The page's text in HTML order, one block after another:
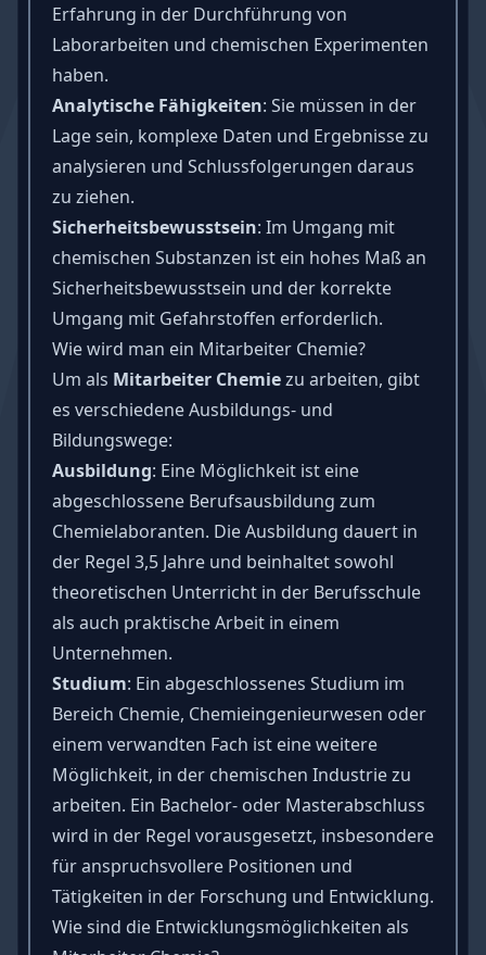
Erfahrung in der Durchführung von
Laborarbeiten und chemischen Experimenten
haben.
Analytische Fähigkeiten: Sie müssen in der
Lage sein, komplexe Daten und Ergebnisse zu
analysieren und Schlussfolgerungen daraus
zu ziehen.
Sicherheitsbewusstsein: Im Umgang mit
chemischen Substanzen ist ein hohes Maß an
Sicherheitsbewusstsein und der korrekte
Umgang mit Gefahrstoffen erforderlich.
Wie wird man ein Mitarbeiter Chemie?
Um als Mitarbeiter Chemiezu arbeiten, gibt
es verschiedene Ausbildungs- und
Bildungswege:
Ausbildung: Eine Möglichkeit ist eine
abgeschlossene Berufsausbildung zum
Chemielaboranten. Die Ausbildung dauert in
der Regel 3,5 Jahre und beinhaltet sowohl
theoretischen Unterricht in der Berufsschule
als auch praktische Arbeit in einem
Unternehmen.
Studium: Ein abgeschlossenes Studium im
Bereich Chemie, Chemieingenieurwesen oder
einem verwandten Fach ist eine weitere
Möglichkeit, in der chemischen Industrie zu
arbeiten. Ein Bachelor- oder Masterabschluss
wird in der Regel vorausgesetzt, insbesondere
für anspruchsvollere Positionen und
Tätigkeiten in der Forschung und Entwicklung.
Wie sind die Entwicklungsmöglichkeiten als